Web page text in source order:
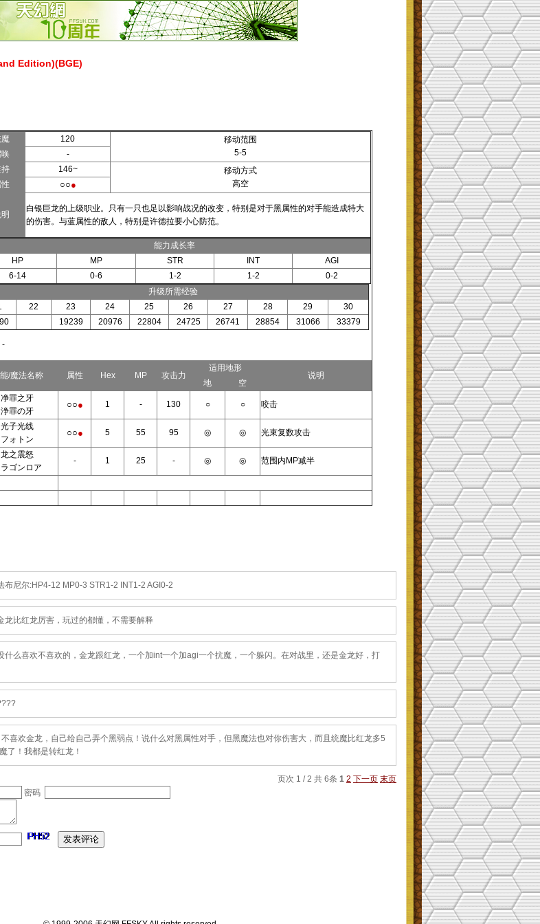
Edition)(BGE)
120
移动范围
5-5
-
146~
移动方式
高空
○○●
白银巨龙的上级职业。只有一只也足以影响战况的改变，特别是对于黑属性的对手能造成特大
的伤害。与蓝属性的敌人，特别是许德拉要小心防范。
能力成长率
HP
MP STR INT
AGI
6-14
0-6 1-2 1-2
0-2
升级所需经验
22 23 24 25 26 27 28 29
30
19239 20976 22804 24725 26741 28854 31066 33379
-
/魔法名称 属性 Hex MP 攻击力
适用地形
说明
地 空
净罪之牙
浄罪の牙
○○● 1 - 130 ○ ○ 咬击
光子光线
フォトン
○○● 5 55 95 ◎ ◎ 光束复数攻击
龙之震怒
ラゴンロア
- 1 25 - ◎ ◎ 范围内MP减半
布尼尔:HP4-12 MP0-3 STR1-2 INT1-2 AGI0-2
龙比红龙厉害，玩过的都懂，不需要解释
什么喜欢不喜欢的，金龙跟红龙，一个加int一个加agi一个抗魔，一个躲闪。在对战里，还是金龙好，打
喜欢金龙，自己给自己弄个黑弱点！说什么对黑属性对手，但黑魔法也对你伤害大，而且统魔比红龙多5
了！我都是转红龙！
页次 1 / 2 共 6条 1 2 下一页 末页
密码